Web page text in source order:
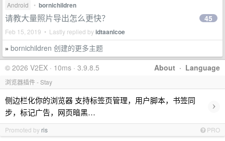
Android • bornichildren
请教大量照片导出怎么更快？
Feb 15, 2019 • Lastly replied byidtaanlcoe
45
» bornichildren 创建的更多主题
About · Language
© 2026 V2EX · 10ms · 3.9.8.5
浏览器插件 - Stay
侧边栏化你的浏览器 支持标签页管理，用户脚本，书签同
步，标记广告，网页暗黑…
›
Promoted by ris PRO